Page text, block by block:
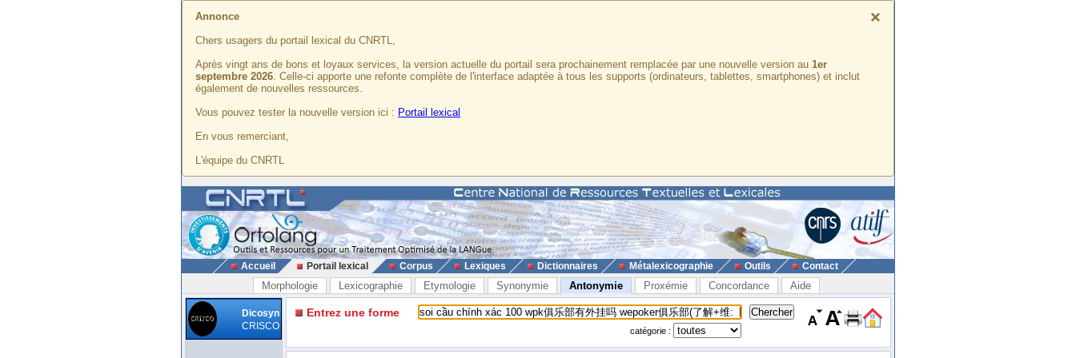
×
Annonce
Chers usagers du portail lexical du CNRTL,
Après vingt ans de bons et loyaux services, la version actuelle du portail sera prochainement remplacée par une nouvelle version au 1er
septembre 2026. Celle-ci apporte une refonte complète de l'interface adaptée à tous les supports (ordinateurs, tablettes, smartphones) et inclut
également de nouvelles ressources.
Vous pouvez tester la nouvelle version ici : Portail lexical
En vous remerciant,
L'équipe du CNRTL
Accueil Portail lexical Corpus Lexiques Dictionnaires Métalexicographie Outils Contact
Morphologie Lexicographie Etymologie Synonymie Antonymie Proxémie Concordance Aide
Dicosyn
CRISCO
Entrez une forme
catégorie :